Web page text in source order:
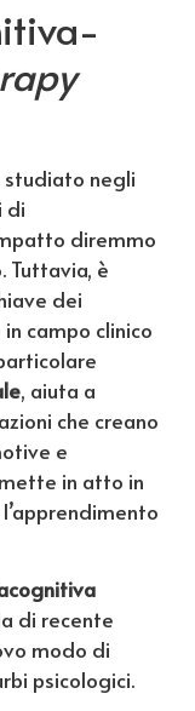
negli
di
diremmo
Tuttavia, è
dei
campo clinico
, aiuta a
che creano
e
in atto in
di recente
modo di
psicologici.